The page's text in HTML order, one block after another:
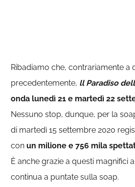
Ribadiamo che, contrariamente a
precedentemente, ll Paradiso
onda lunedì 21 e martedì 22
Nessuno stop, dunque, per la
di martedì 15 settembre 2020
conun milione e 756 mila
È anche grazie a questi magnifici
continua a puntate sulla soap.